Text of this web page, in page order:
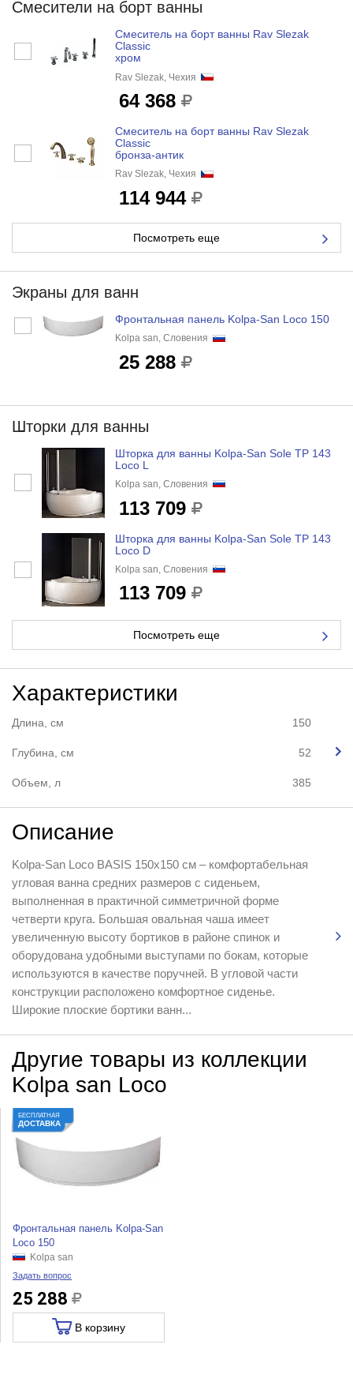
Смесители на борт ванны
Смеситель на борт ванны Rav Slezak
Classic
хром
Rav Slezak, Чехия
64 368
Смеситель на борт ванны Rav Slezak
Classic
бронза-антик
Rav Slezak, Чехия
114 944
Посмотреть еще
Экраны для ванн
Фронтальная панель Kolpa-San Loco 150
Kolpa san, Словения
25 288
Шторки для ванны
Шторка для ванны Kolpa-San Sole TP 143
Loco L
Kolpa san, Словения
113 709
Шторка для ванны Kolpa-San Sole TP 143
Loco D
Kolpa san, Словения
113 709
Посмотреть еще
Характеристики
Длина, см 150
Глубина, см 52
Объем, л 385
Описание
Kolpa-San Loco BASIS 150x150 см – комфортабельная
угловая ванна средних размеров с сиденьем,
выполненная в практичной симметричной форме
четверти круга. Большая овальная чаша имеет
увеличенную высоту бортиков в районе спинок и
оборудована удобными выступами по бокам, которые
используются в качестве поручней. В угловой части
конструкции расположено комфортное сиденье.
Широкие плоские бортики ванн...
Другие товары из коллекции
Kolpa san Loco
БЕСПЛАТНАЯ
ДОСТАВКА
Фронтальная панель Kolpa-San
Loco 150
Kolpa san
Задать вопрос
25 288
В корзину